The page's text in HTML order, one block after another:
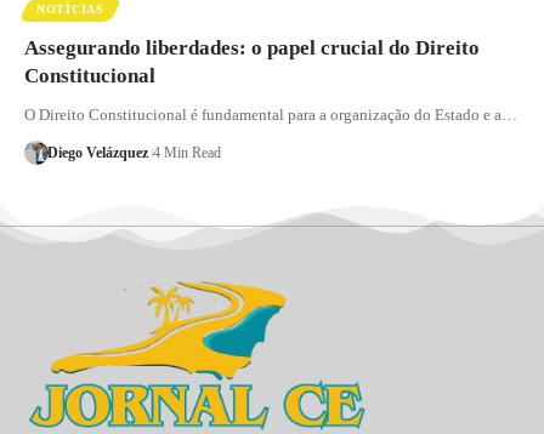
NOTÍCIAS
Assegurando liberdades: o papel crucial do Direito
Constitucional
O Direito Constitucional é fundamental para a organização do Estado e a…
Diego Velázquez 4 Min Read